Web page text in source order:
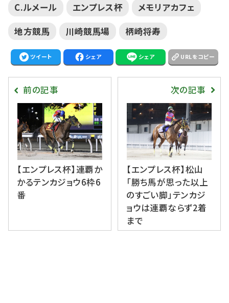
賞3勝...
C.ルメール エンプレス杯
メモリアカフェ
地方競馬
川崎競馬場 柄崎将寿
ツイート シェア シェア URLをコピー
前の記事
【エンプレス杯】連覇か
かるテンカジョウ6枠6
番
次の記事
【エンプレス杯】松山
「勝ち馬が思った以上
のすごい脚」テンカジ
ョウは連覇ならず2着
まで